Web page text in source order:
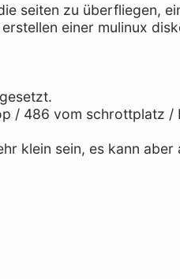
seiten zu überfliegen,
einer mulinux
/ 486 vom schrottplatz /
klein sein, es kann